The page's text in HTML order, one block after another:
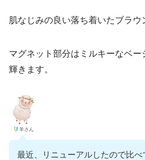
肌なじみの良い落ち着いたブラウ
マグネット部分はミルキーなベー
輝きます。
羊さん
最近、リニューアルしたので比べ